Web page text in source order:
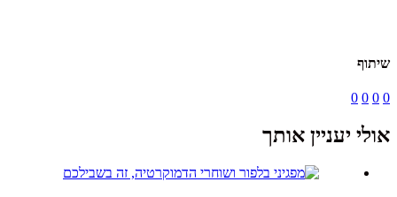
שיתוף
0
0
0
0
אולי יעניין אותך